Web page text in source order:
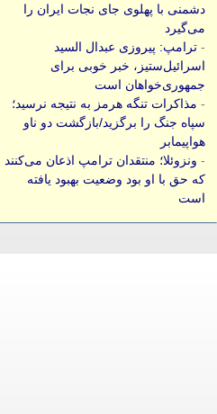
دشمنی با پهلوی جای نجات ایران را
می‌گیرد
- ترامپ: پیروزی عبدال السید
اسرائیل‌ستیز، خبر خوبی برای
جمهوری‌خواهان است
- مذاکرات تنگه هرمز به نتیجه نرسید؛
سپاه جنگ را برگزید/بازگشت دو ناو
هواپیمابر
- ونزوئلا؛ منتقدان ترامپ اذعان می‌کنند
که حق با او بود وضعیت بهبود یافته
است